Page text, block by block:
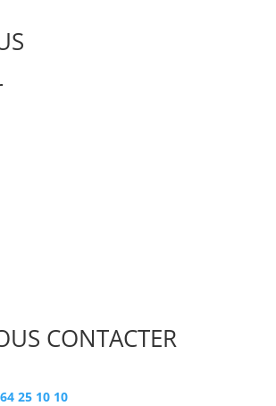
CONTACTER
25 10 10